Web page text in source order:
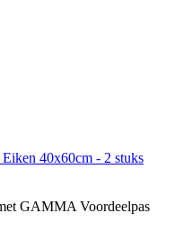
40x60cm - 2 stuks
GAMMA Voordeelpas